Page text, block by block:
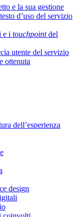
e la sua gestione
d’uso del servizio
e i touchpointdel
utente del servizio
ottenuta
dell’esperienza
design